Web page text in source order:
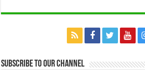
Subscribe to our Channel